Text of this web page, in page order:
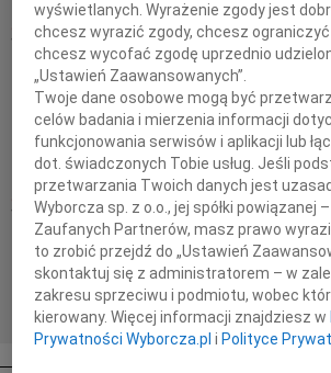
06.08.2026GDAŃSK
Drogi Piotrze Koleżanki i Koledzy z firmy
Konecranes and Demag Sp. z o.o. składają wyrazy
najszczerszego współczucia i żalu po śmierci
Twojego Taty Mamy nadzieję, że...
ZOFIA MAZUREK 03.08.2026 GDAŃSK
Naszej Koleżance Beacie Rumińskiej wyrazy
głębokiego współczucia, żalu i wsparcia z powodu
straty Mamy Zofii Mazurek składają Zarząd oraz
koleżanki i koledzy z...
wyświetlanych. Wyrażenie zgody jest
chcesz wyrazić zgody, chcesz ograniczyć
chcesz wycofać zgodę uprzednio
„Ustawień Zaawansowanych”.
Twoje dane osobowe mogą być
celów badania i mierzenia informacji
funkcjonowania serwisów i aplikacji lub
dot. świadczonych Tobie usług. Jeśli
przetwarzania Twoich danych jest
Wyborcza sp. z o.o., jej spółki powiązanej
Zaufanych Partnerów, masz prawo
to zrobić przejdź do „Ustawień
skontaktuj się z administratorem – w
zakresu sprzeciwu i podmiotu, wobec
kierowany. Więcej informacji znajdziesz w
Prywatności Wyborcza.pl i Polityce